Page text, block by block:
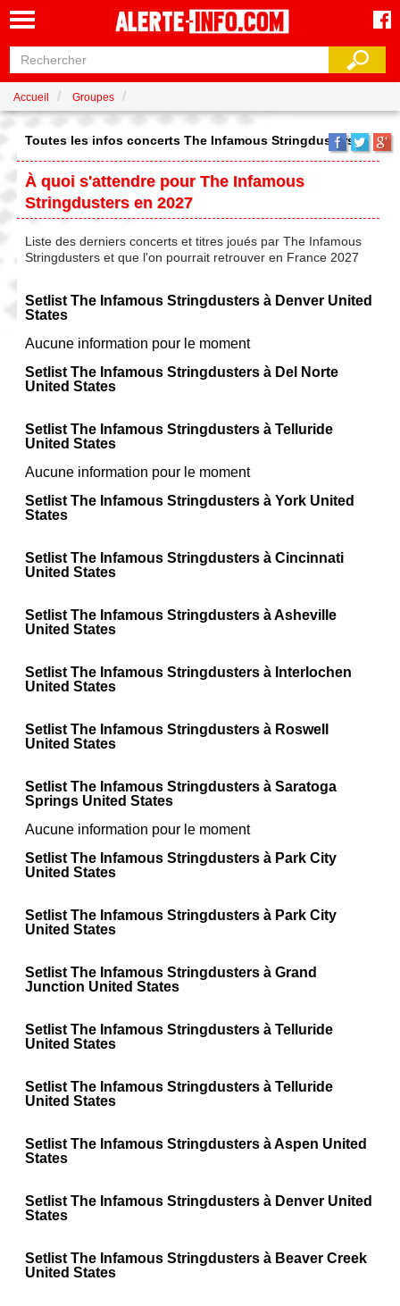
Accueil Groupes
Toutes les infos concerts The Infamous Stringdusters
À quoi s'attendre pour The Infamous
Stringdusters en 2027
Liste des derniers concerts et titres joués par The Infamous
Stringdusters et que l'on pourrait retrouver en France 2027
Setlist The Infamous Stringdusters à Denver United
States
Aucune information pour le moment
Setlist The Infamous Stringdusters à Del Norte
United States
Setlist The Infamous Stringdusters à Telluride
United States
Aucune information pour le moment
Setlist The Infamous Stringdusters à York United
States
Setlist The Infamous Stringdusters à Cincinnati
United States
Setlist The Infamous Stringdusters à Asheville
United States
Setlist The Infamous Stringdusters à Interlochen
United States
Setlist The Infamous Stringdusters à Roswell
United States
Setlist The Infamous Stringdusters à Saratoga
Springs United States
Aucune information pour le moment
Setlist The Infamous Stringdusters à Park City
United States
Setlist The Infamous Stringdusters à Park City
United States
Setlist The Infamous Stringdusters à Grand
Junction United States
Setlist The Infamous Stringdusters à Telluride
United States
Setlist The Infamous Stringdusters à Telluride
United States
Setlist The Infamous Stringdusters à Aspen United
States
Setlist The Infamous Stringdusters à Denver United
States
Setlist The Infamous Stringdusters à Beaver Creek
United States